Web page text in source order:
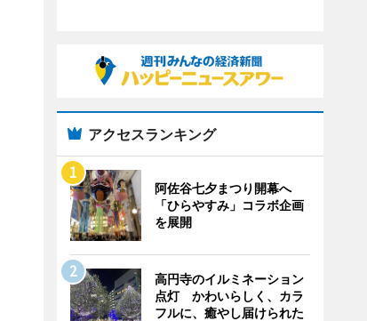
アクセスランキング
阿佐谷七夕まつり開幕へ
「ひらやすみ」コラボ企画
を展開
高円寺のイルミネーション
点灯 かわいらしく、カラ
フルに、癒やし届けられた